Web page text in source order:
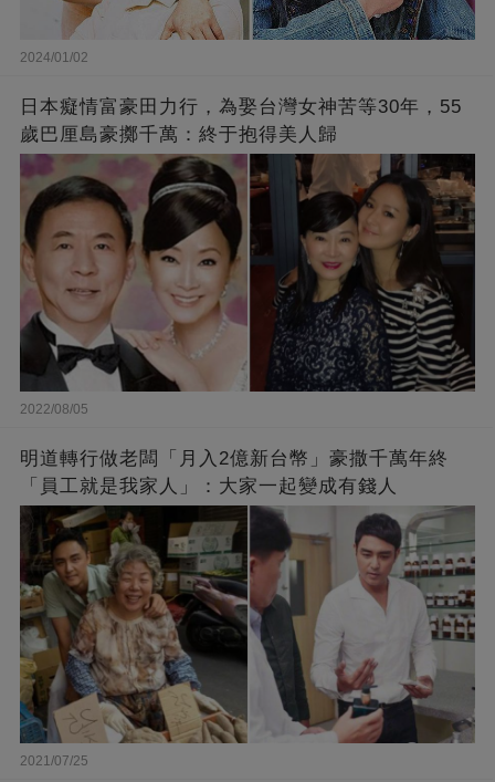
2024/01/02
日本癡情富豪田力行，為娶台灣女神苦等30年，55
歲巴厘島豪擲千萬：終于抱得美人歸
2022/08/05
明道轉行做老闆「月入2億新台幣」豪撒千萬年終
「員工就是我家人」：大家一起變成有錢人
2021/07/25